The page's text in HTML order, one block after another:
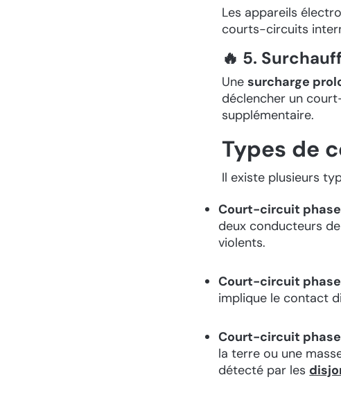
Les appareils
courts-circuits
🔥 5.
Unesurcharge
déclencher un
supplémentaire.
Types de
Il existe plusieurs
Court-circuit
deux conducteurs
violents.
Court-circuit
implique le contact
Court-circuit
la terre ou une
détecté par les